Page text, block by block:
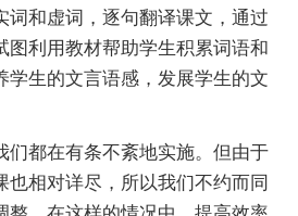
词和虚词，逐句翻译课文，通过
图利用教材帮助学生积累词语和
学生的文言语感，发展学生的文
们都在有条不紊地实施。但由于
也相对详尽，所以我们不约而同